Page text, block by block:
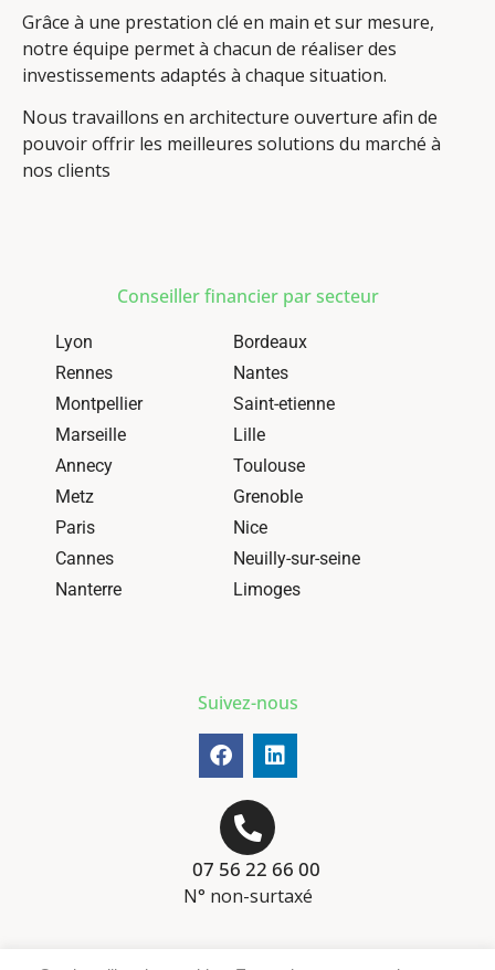
Grâce à une prestation clé en main et sur mesure,
notre équipe permet à chacun de réaliser des
investissements adaptés à chaque situation.
Nous travaillons en architecture ouverture afin de
pouvoir offrir les meilleures solutions du marché à
nos clients
Conseiller financier par secteur
Lyon
Bordeaux
Rennes
Nantes
Montpellier
Saint-etienne
Marseille
Lille
Annecy
Toulouse
Metz
Grenoble
Paris
Nice
Cannes
Neuilly-sur-seine
Nanterre
Limoges
Suivez-nous
07 56 22 66 00
N° non-surtaxé